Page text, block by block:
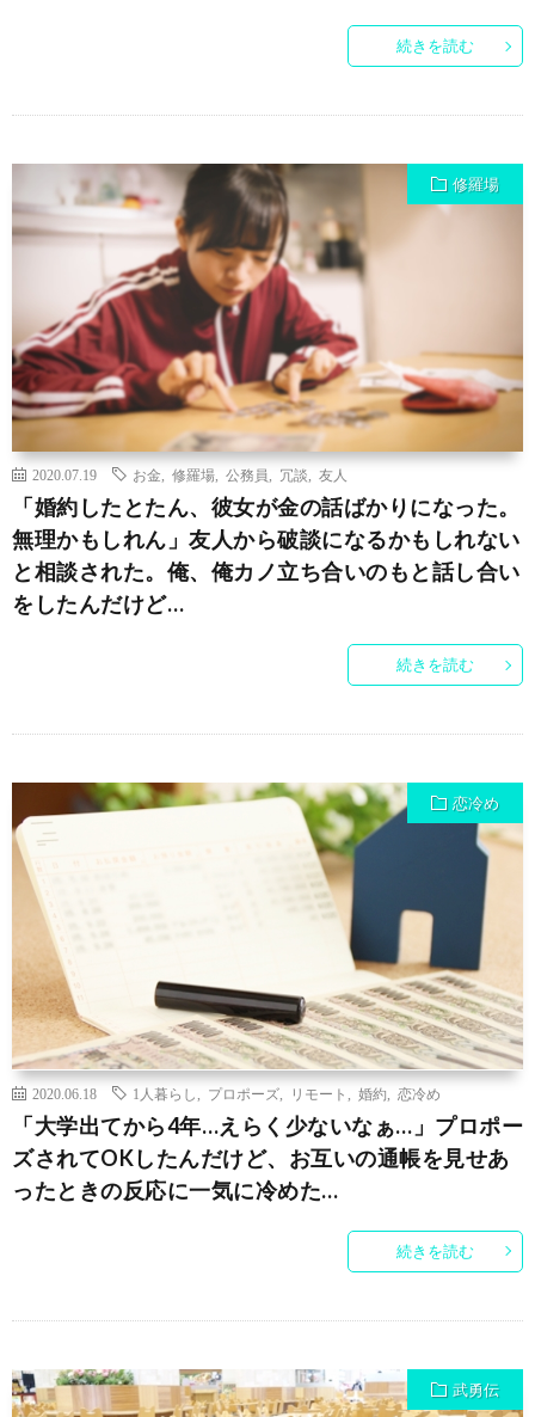
続きを読む
修羅場
2020.07.19 お金 修羅場 公務員 冗談 友人
「婚約したとたん、彼女が金の話ばかりになった。
無理かもしれん」友人から破談になるかもしれない
と相談された。俺、俺カノ立ち合いのもと話し合い
をしたんだけど…
続きを読む
恋冷め
2020.06.18 1人暮らし プロポーズ リモート 婚約 恋冷め
「大学出てから4年…えらく少ないなぁ…」プロポー
ズされてOKしたんだけど、お互いの通帳を見せあ
ったときの反応に一気に冷めた…
続きを読む
武勇伝